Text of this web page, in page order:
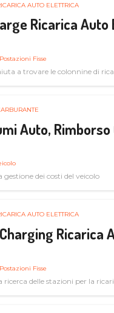
AUTO ELETTRICA
Ricarica
Fisse
a trovare le colonnine di
Auto,
gestione dei costi del veicolo
AUTO ELETTRICA
Ricarica
Fisse
ricerca delle stazioni per la